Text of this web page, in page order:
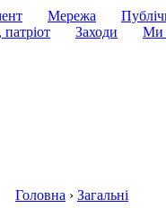
Мережа
Заходи
Ми
Головна › Загальні